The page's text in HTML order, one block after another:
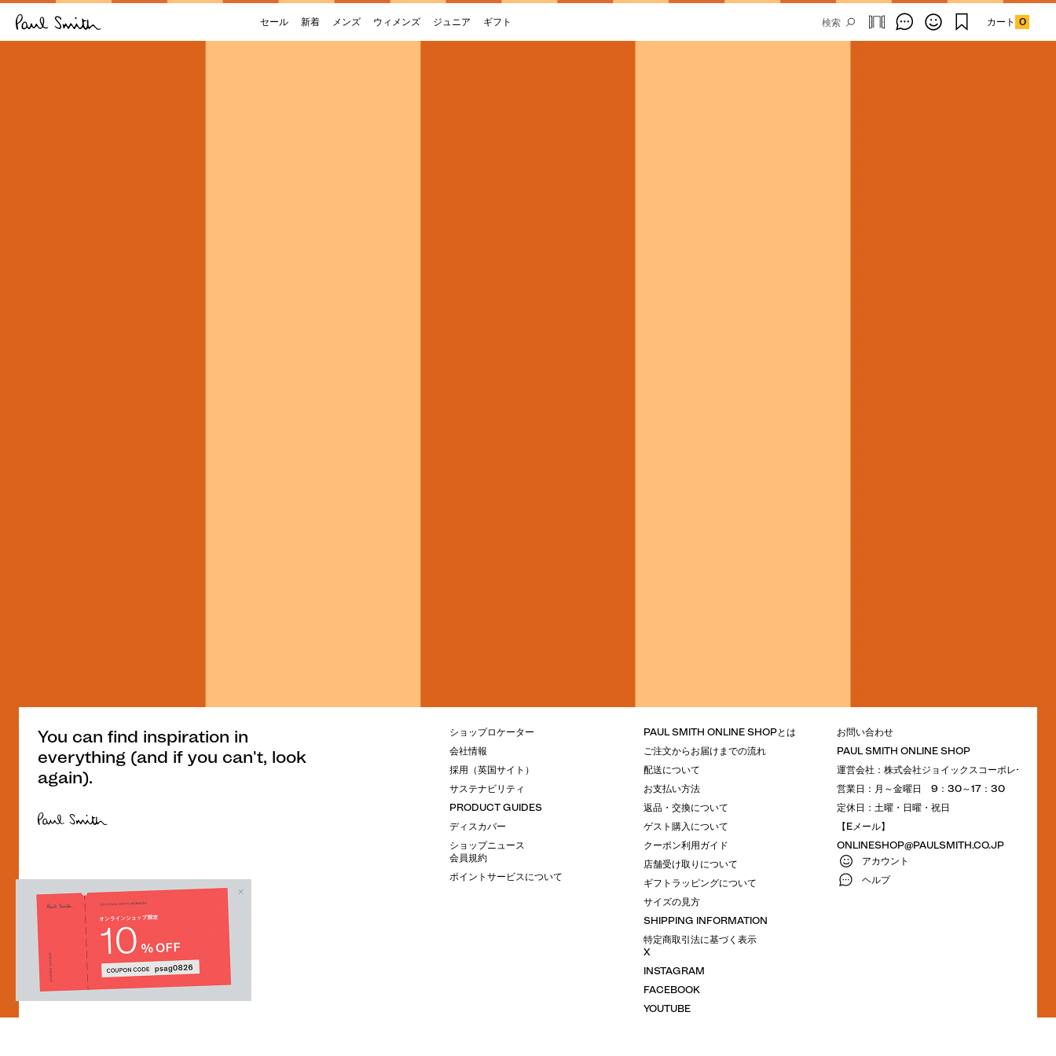
セール 新着 メンズ ウィメンズ ジュニア ギフト カート 0
You can find inspiration in
everything (and if you can't, look
again).
ショップロケーター
会社情報
採用（英国サイト）
サステナビリティ
PRODUCT GUIDES
ディスカバー
ショップニュース
会員規約
ポイントサービスについて
PAUL SMITH ONLINE SHOPとは
ご注文からお届けまでの流れ
配送について
お支払い方法
返品・交換について
ゲスト購入について
クーポン利用ガイド
店舗受け取りについて
ギフトラッピングについて
サイズの見方
SHIPPING INFORMATION
特定商取引法に基づく表示
X
INSTAGRAM
FACEBOOK
YOUTUBE
お問い合わせ
PAUL SMITH ONLINE SHOP
運営会社：株式会社ジョイックスコーポレーション
営業日：月～金曜日 9：30～17：30
定休日：土曜・日曜・祝日
【Eメール】
ONLINESHOP@PAULSMITH.CO.JP
アカウント
ヘルプ